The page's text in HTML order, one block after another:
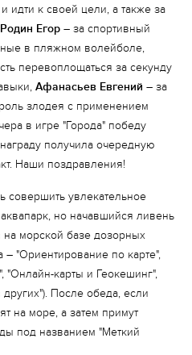
фото
идти к своей цели, а также за
Родин Егор – за спортивный
в пляжном волейболе,
перевоплощаться за секунду
Афанасьев Евгений – за
злодея с применением
в игре "Города" победу
получила очередную
Наши поздравления!
совершить увлекательное
но начавшийся ливень
морской базе дозорных
– "Ориентирование по карте",
"Онлайн-карты и Геокешинг",
После обеда, если
на море, а затем примут
под названием "Меткий